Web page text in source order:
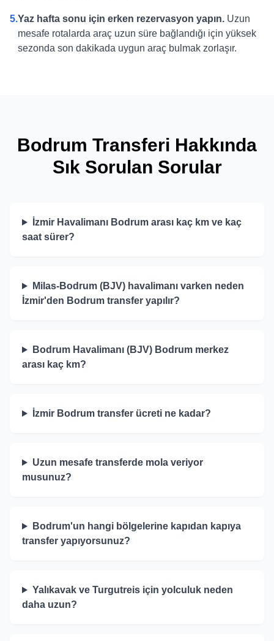
5.Yaz hafta sonu için erken rezervasyon yapın. Uzun
mesafe rotalarda araç uzun süre bağlandığı için yüksek
sezonda son dakikada uygun araç bulmak zorlaşır.
Bodrum Transferi Hakkında
Sık Sorulan Sorular
İzmir Havalimanı Bodrum arası kaç km ve kaç
saat sürer?
Milas-Bodrum (BJV) havalimanı varken neden
İzmir'den Bodrum transfer yapılır?
Bodrum Havalimanı (BJV) Bodrum merkez
arası kaç km?
İzmir Bodrum transfer ücreti ne kadar?
Uzun mesafe transferde mola veriyor
musunuz?
Bodrum'un hangi bölgelerine kapıdan kapıya
transfer yapıyorsunuz?
Yalıkavak ve Turgutreis için yolculuk neden
daha uzun?